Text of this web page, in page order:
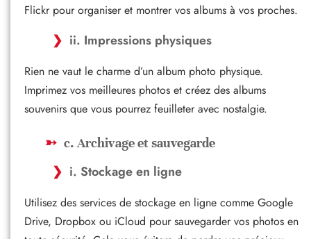
Flickr pour organiser et montrer vos albums à vos proches.
ii. Impressions physiques
Rien ne vaut le charme d’un album photo physique.
Imprimez vos meilleures photos et créez des albums
souvenirs que vous pourrez feuilleter avec nostalgie.
c. Archivage et sauvegarde
i. Stockage en ligne
Utilisez des services de stockage en ligne comme Google
Drive, Dropbox ou iCloud pour sauvegarder vos photos en